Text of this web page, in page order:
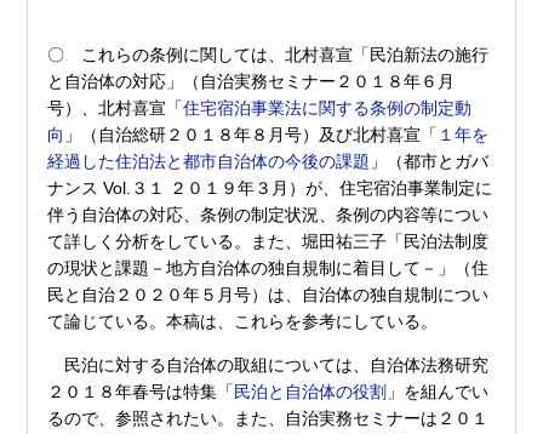
〇 これらの条例に関しては、北村喜宣「民泊新法の施行
と自治体の対応」（自治実務セミナー２０１８年６月
号）、北村喜宣「住宅宿泊事業法に関する条例の制定動
向 」（自治総研２０１８年８月号）及び北村喜宣「 １年を
経過した住泊法と都市自治体の今後の課題 」（都市とガバ
ナンス Vol.３１ ２０１９年３月）が、住宅宿泊事業制定に
伴う自治体の対応、条例の制定状況、条例の内容等につい
て詳しく分析をしている。また、堀田祐三子「民泊法制度
の現状と課題－地方自治体の独自規制に着目して－」（住
民と自治２０２０年５月号）は、自治体の独自規制につい
て論じている。本稿は、これらを参考にしている。
民泊に対する自治体の取組については、自治体法務研究
２０１８年春号は特集「 民泊と自治体の役割 」を組んでい
るので、参照されたい。また、自治実務セミナーは２０１